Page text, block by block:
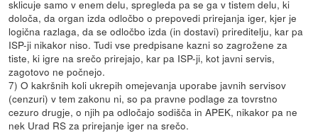
sklicuje samo v enem delu, spregleda pa se ga v tistem delu, ki
določa, da organ izda odločbo o prepovedi prirejanja iger, kjer je
logična razlaga, da se odločbo izda (in dostavi) prireditelju, kar pa
ISP-ji nikakor niso. Tudi vse predpisane kazni so zagrožene za
tiste, ki igre na srečo prirejajo, kar pa ISP-ji, kot javni servis,
zagotovo ne počnejo.
7) O kakršnih koli ukrepih omejevanja uporabe javnih servisov
(cenzuri) v tem zakonu ni, so pa pravne podlage za tovrstno
cezuro drugje, o njih pa odločajo sodišča in APEK, nikakor pa ne
nek Urad RS za prirejanje iger na srečo.